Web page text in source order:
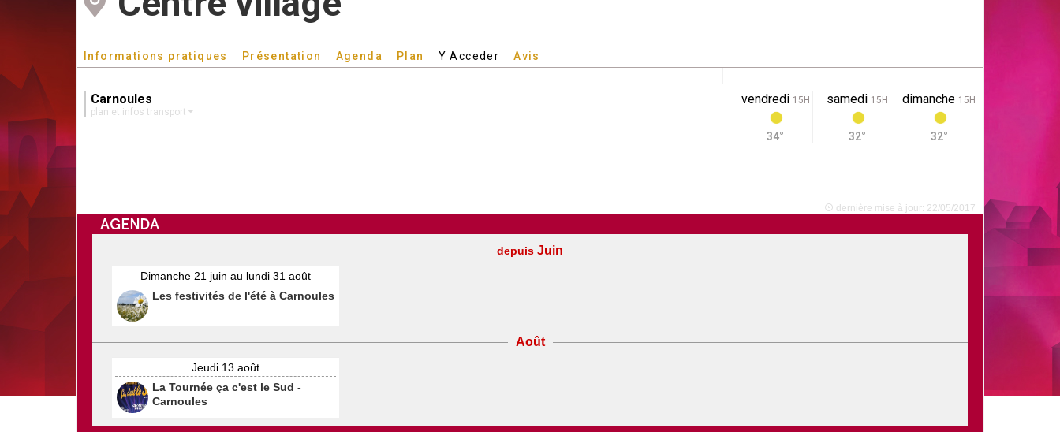
Informations pratiques Présentation Agenda Plan Y Acceder Avis
Carnoules
plan et infos transport
vendredi 15H
34°
samedi 15H
32°
dimanche 15H
32°
dernière mise à jour: 22/05/2017
AGENDA
depuis Juin
Dimanche 21 juin au lundi 31 août
Les festivités de l'été à Carnoules
Août
Jeudi 13 août
La Tournée ça c'est le Sud -
Carnoules